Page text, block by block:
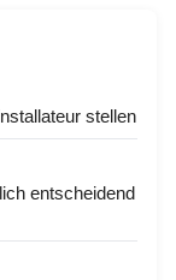
stellen
entscheidend